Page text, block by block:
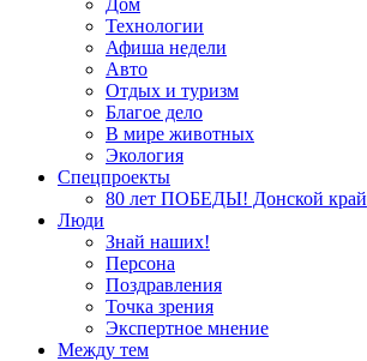
Дом
Технологии
Афиша недели
Авто
Отдых и туризм
Благое дело
В мире животных
Экология
Спецпроекты
80 лет ПОБЕДЫ! Донской край
Люди
Знай наших!
Персона
Поздравления
Точка зрения
Экспертное мнение
Между тем